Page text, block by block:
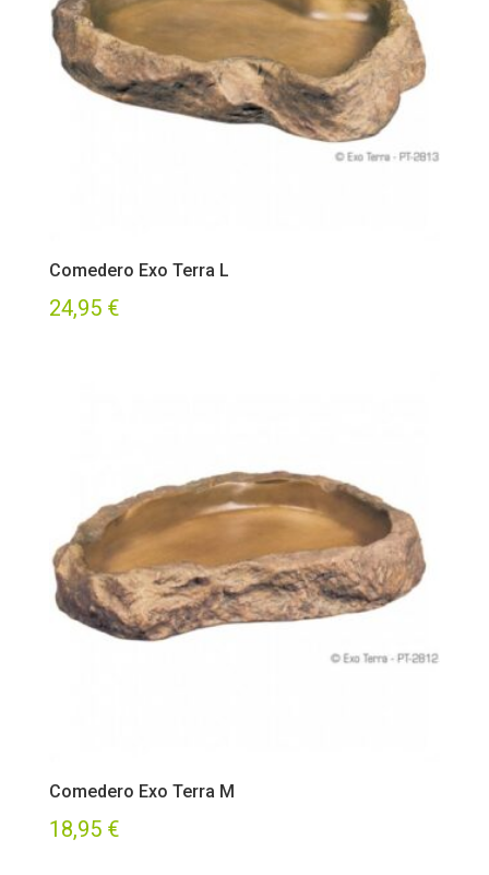
Comedero Exo Terra L
24,95 €
Comedero Exo Terra M
18,95 €